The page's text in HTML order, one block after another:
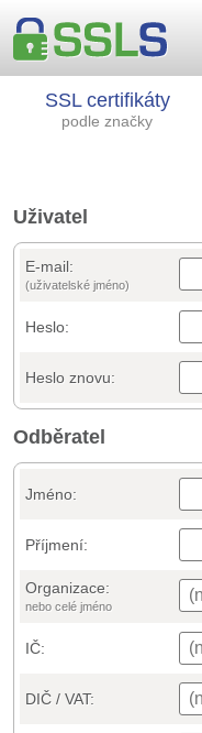
SSL certifikáty
podle značky
Uživatel
E-mail:
(uživatelské jméno)
Heslo:
Heslo znovu:
Odběratel
Jméno:
Příjmení:
Organizace:
nebo celé jméno
IČ:
DIČ / VAT: